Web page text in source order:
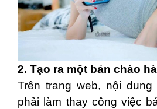
2. Tạo ra một bản chào
Trên trang web, nội
phải làm thay công việc